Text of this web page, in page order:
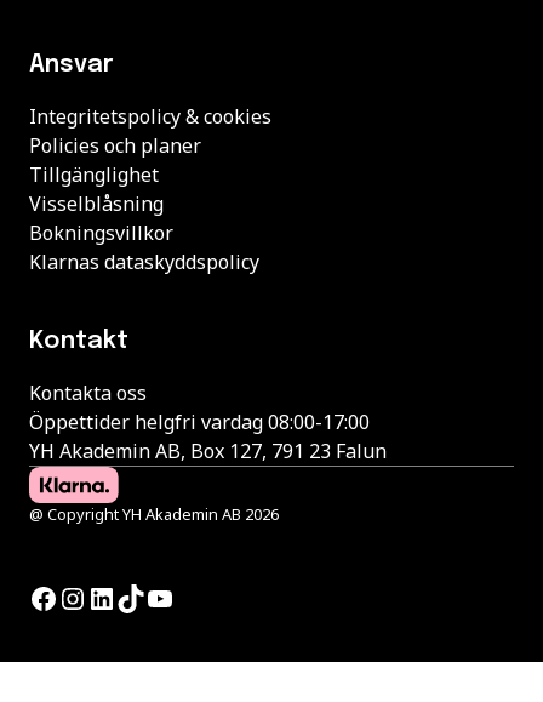
Ansvar
Integritetspolicy & cookies
Policies och planer
Tillgänglighet
Visselblåsning
Bokningsvillkor
Klarnas dataskyddspolicy
Kontakt
Kontakta oss
Öppettider helgfri vardag 08:00-17:00
YH Akademin AB, Box 127, 791 23 Falun
@ Copyright YH Akademin AB 2026
Facebook
Instagram
LinkedIn
TikTok
YouTube